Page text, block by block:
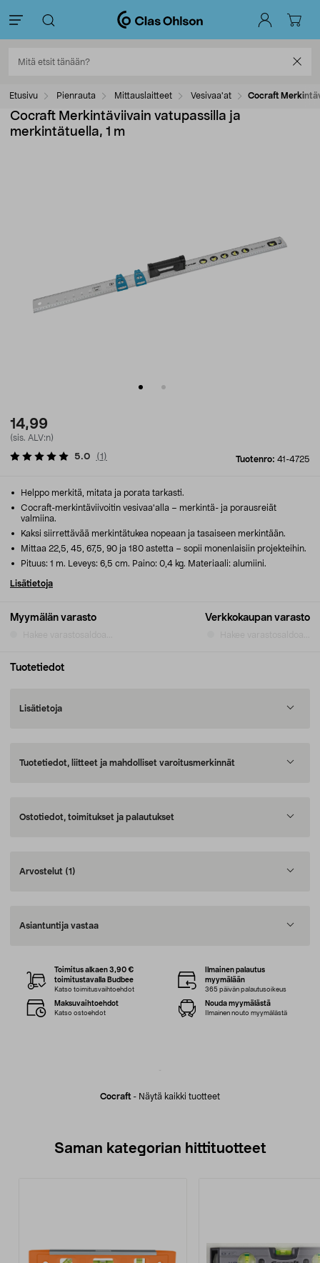
Etusivu Pienrauta Mittauslaitteet Vesivaa'at Cocraft
Cocraft Merkintäviivain vatupassilla ja
merkintätuella, 1 m
14,99
(sis. ALV:n)
Tuotenro: 41-4725
5.0 (1 )
Myymälän varasto Verkkokaupan varasto
Helppo merkitä, mitata ja porata tarkasti.
Cocraft-merkintäviivoitin vesivaa'alla – merkintä- ja porausreiät
valmiina.
Kaksi siirrettävää merkintätukea nopeaan ja tasaiseen merkintään.
Mittaa 22,5, 45, 67,5, 90 ja 180 astetta – sopii monenlaisiin projekteihin.
Pituus: 1 m. Leveys: 6,5 cm. Paino: 0,4 kg. Materiaali: alumiini.
Lisätietoja
Tuotetiedot
Lisätietoja
Tuotetiedot, liitteet ja mahdolliset varoitusmerkinnät
Ostotiedot, toimitukset ja palautukset
Arvostelut (1)
Asiantuntija vastaa
Cocraft - Näytä kaikki tuotteet
Toimitus alkaen 3,90 €
toimitustavalla Budbee
Katso toimitusvaihtoehdot
Ilmainen palautus
myymälään
365 päivän palautusoikeus
Maksuvaihtoehdot
Katso ostoehdot
Nouda myymälästä
Ilmainen nouto myymälästä
Saman kategorian hittituotteet